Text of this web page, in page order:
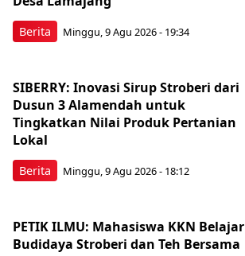
Berita Minggu, 9 Agu 2026 - 19:34
Berita
SIBERRY: Inovasi Sirup Stroberi dari
Dusun 3 Alamendah untuk
Tingkatkan Nilai Produk Pertanian
Lokal
Minggu, 9 Agu 2026 - 18:12
PETIK ILMU: Mahasiswa KKN Belajar
Budidaya Stroberi dan Teh Bersama